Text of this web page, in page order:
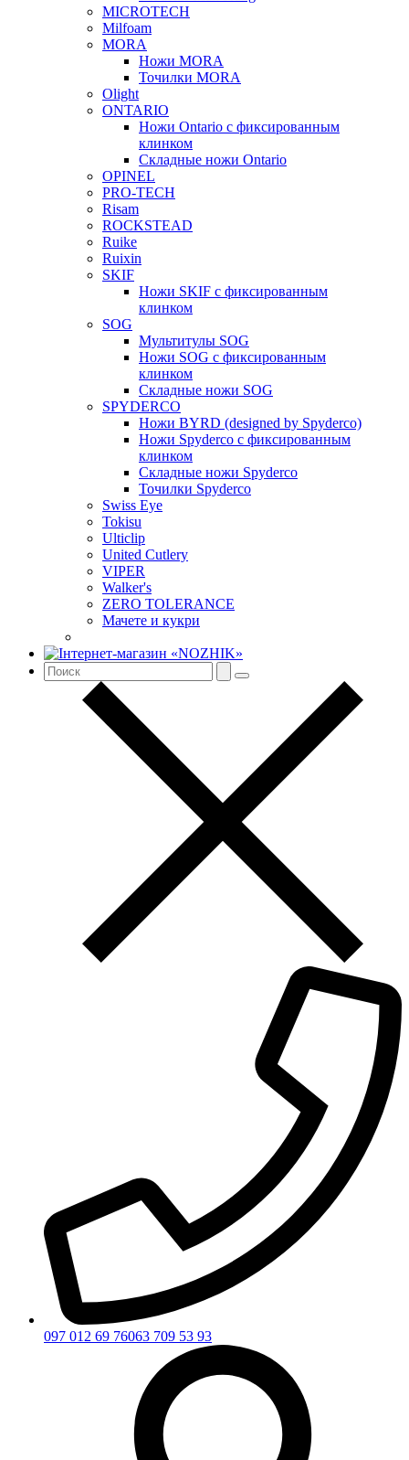
MICROTECH
Milfoam
MORA
Ножи MORA
Точилки MORA
Olight
ONTARIO
Ножи Ontario c фиксированным
клинком
Складные ножи Ontario
OPINEL
PRO-TECH
Risam
ROCKSTEAD
Ruike
Ruixin
SKIF
Ножи SKIF с фиксированным
клинком
SOG
Мультитулы SOG
Ножи SOG с фиксированным
клинком
Складные ножи SOG
SPYDERCO
Ножи BYRD (designed by Spyderco)
Ножи Spyderco c фиксированным
клинком
Складные ножи Spyderco
Точилки Spyderco
Swiss Eye
Tokisu
Ulticlip
United Cutlery
VIPER
Walker's
ZERO TOLERANCE
Мачете и кукри
097 012 69 76063 709 53 93